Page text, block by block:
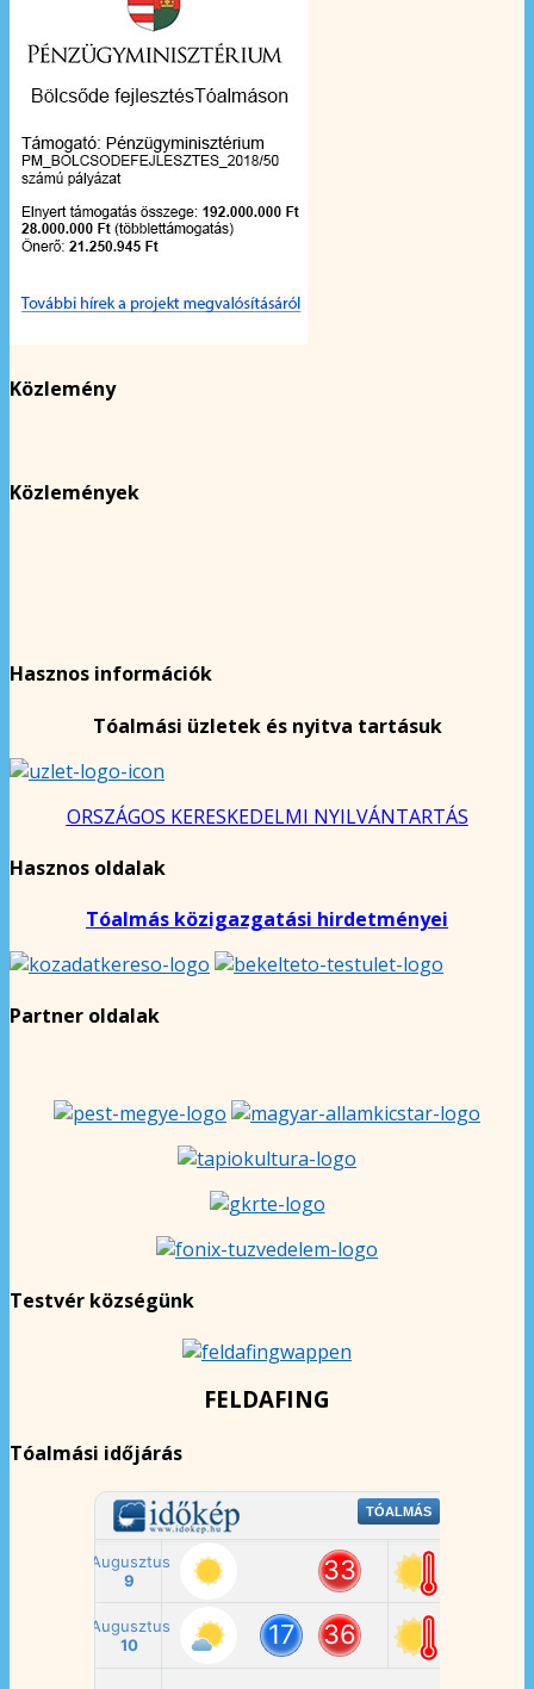
Közlemény
Közlemények
Hasznos információk
Tóalmási üzletek és nyitva tartásuk
ORSZÁGOS KERESKEDELMI NYILVÁNTARTÁS
Hasznos oldalak
Tóalmás közigazgatási hirdetményei
Partner oldalak
Testvér községünk
FELDAFING
Tóalmási időjárás